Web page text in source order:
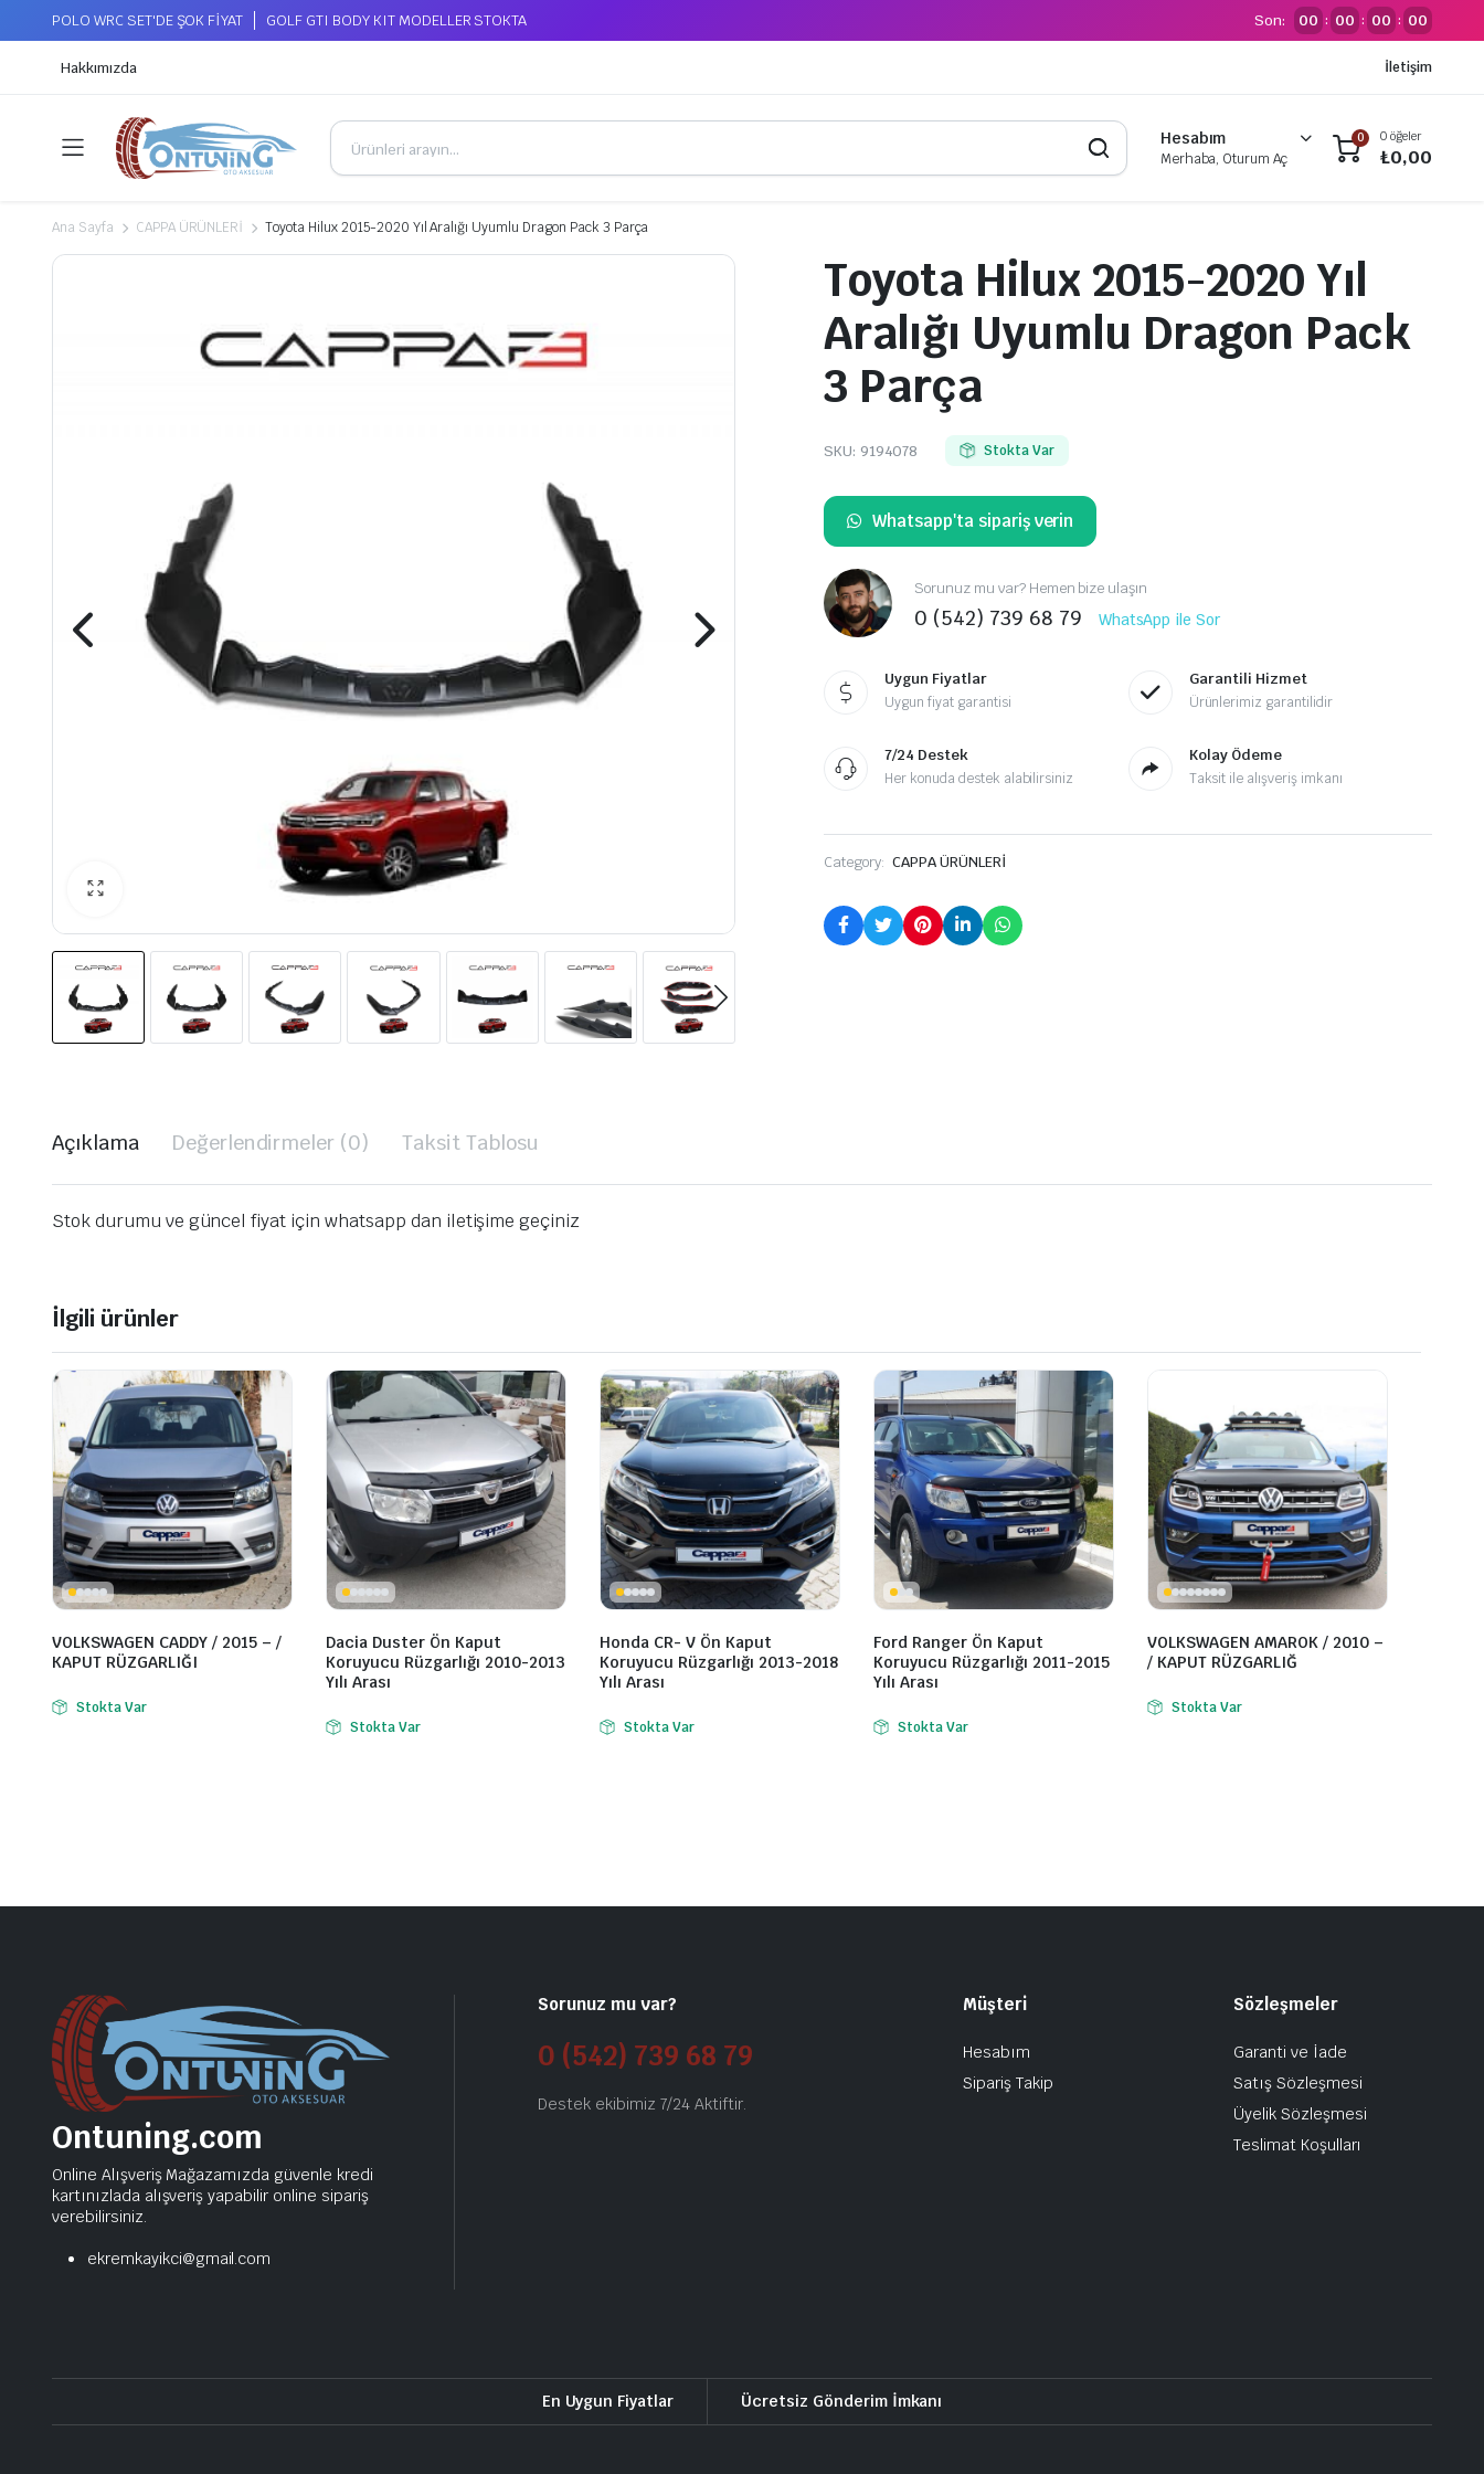
POLO WRC SET'DE ŞOK FİYAT GOLF GTI BODY KIT MODELLER STOKTA Son: 00 : 00 : 00 : 00
Hakkımızda İletişim
Hesabım
Merhaba, Oturum Aç
0 0 öğeler
₺0,00
Ana Sayfa CAPPA ÜRÜNLERİ Toyota Hilux 2015-2020 Yıl Aralığı Uyumlu Dragon Pack 3 Parça
Toyota Hilux 2015-2020 Yıl
Aralığı Uyumlu Dragon Pack
3 Parça
SKU: 9194078 Stokta Var
Whatsapp'ta sipariş verin
Sorunuz mu var? Hemen bize ulaşın
0 (542) 739 68 79 WhatsApp ile Sor
Uygun Fiyatlar
Uygun fiyat garantisi
Garantili Hizmet
Ürünlerimiz garantilidir
7/24 Destek
Her konuda destek alabilirsiniz
Kolay Ödeme
Taksit ile alışveriş imkanı
Category: CAPPA ÜRÜNLERİ
Açıklama Değerlendirmeler (0) Taksit Tablosu
Stok durumu ve güncel fiyat için whatsapp dan iletişime geçiniz
İlgili ürünler
VOLKSWAGEN CADDY / 2015 – /
KAPUT RÜZGARLIĞI
Stokta Var
Dacia Duster Ön Kaput
Koruyucu Rüzgarlığı 2010-2013
Yılı Arası
Stokta Var
Honda CR- V Ön Kaput
Koruyucu Rüzgarlığı 2013-2018
Yılı Arası
Stokta Var
Ford Ranger Ön Kaput
Koruyucu Rüzgarlığı 2011-2015
Yılı Arası
Stokta Var
VOLKSWAGEN AMAROK / 2010 –
/ KAPUT RÜZGARLIĞ
Stokta Var
Ontuning.com
Online Alışveriş Mağazamızda güvenle kredi
kartınızlada alışveriş yapabilir online sipariş
verebilirsiniz.
ekremkayikci@gmail.com
Sorunuz mu var?
0 (542) 739 68 79
Destek ekibimiz 7/24 Aktiftir.
Müşteri
Hesabım
Sipariş Takip
Sözleşmeler
Garanti ve İade
Satış Sözleşmesi
Üyelik Sözleşmesi
Teslimat Koşulları
En Uygun Fiyatlar Ücretsiz Gönderim İmkanı